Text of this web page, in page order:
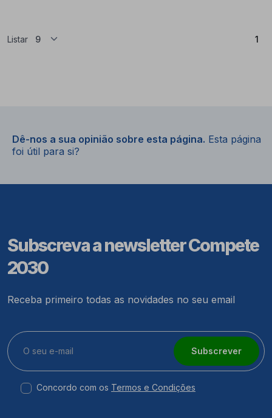
Listar 1
Dê-nos a sua opinião sobre esta página. Esta página
foi útil para si?
Subscreva a newsletter Compete
2030
Receba primeiro todas as novidades no seu email
Subscrever
Concordo com os Termos e Condições